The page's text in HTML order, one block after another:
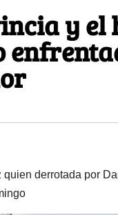
y el
derrotada por